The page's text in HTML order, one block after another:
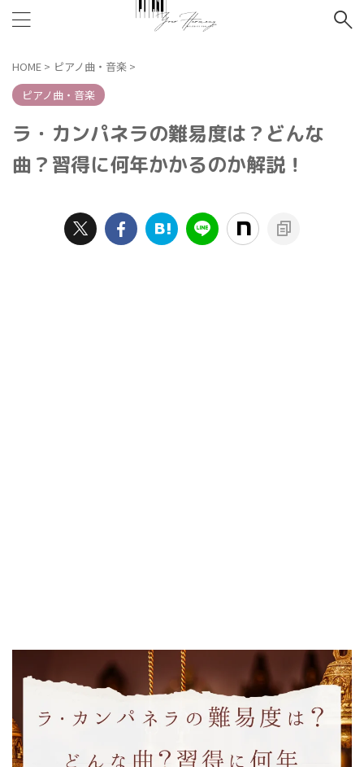
HOME > ピアノ曲・音楽 >
ピアノ曲・音楽
ラ・カンパネラの難易度は？どんな
曲？習得に何年かかるのか解説！